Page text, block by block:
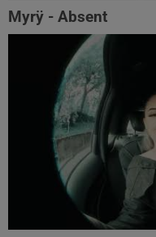
Myrÿ - Absent